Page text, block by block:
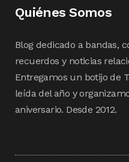
Quiénes Somos
Blog dedicado a bandas,
recuerdos y noticias
Entregamos un botijo de
leída del año y
aniversario. Desde 2012.